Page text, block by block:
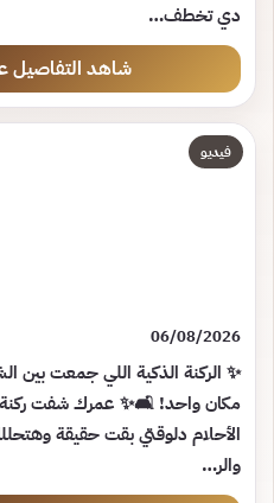
دي تخطف…
شاهد التفاصيل
فيديو
06/08/2026
✨ الركنة الذكية اللي جمعت بين
مكان واحد! 🛋️✨ عمرك شفت ركنة
الأحلام دلوقتي بقت حقيقة
والر…